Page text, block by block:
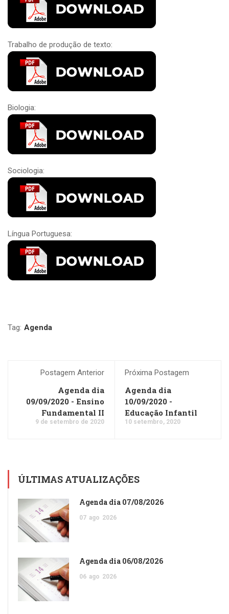
Trabalho de produção de texto:
Biologia:
Sociologia:
Língua Portuguesa:
Tag: Agenda
Postagem Anterior
Agenda dia
09/09/2020 - Ensino
Fundamental II
9 de setembro de 2020
Próxima Postagem
Agenda dia
10/09/2020 -
Educação Infantil
10 setembro, 2020
ÚLTIMAS ATUALIZAÇÕES
Agenda dia 07/08/2026
07 ago 2026
Agenda dia 06/08/2026
06 ago 2026